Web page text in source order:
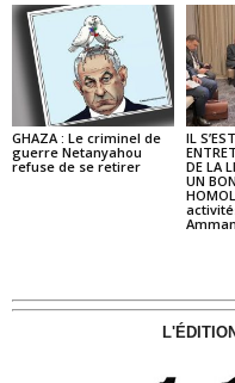
GHAZA : Le criminel de
guerre Netanyahou
refuse de se retirer
IL S’EST
DE LA
UN
Amman